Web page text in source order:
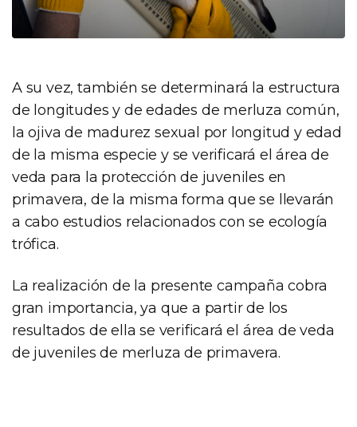
A su vez, también se determinará la estructura
de longitudes y de edades de merluza común,
la ojiva de madurez sexual por longitud y edad
de la misma especie y se verificará el área de
veda para la protección de juveniles en
primavera, de la misma forma que se llevarán
a cabo estudios relacionados con se ecología
trófica.
La realización de la presente campaña cobra
gran importancia, ya que a partir de los
resultados de ella se verificará el área de veda
de juveniles de merluza de primavera.